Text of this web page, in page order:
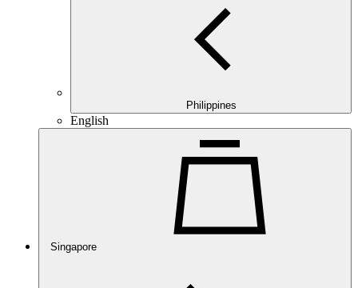
Philippines
English
Singapore